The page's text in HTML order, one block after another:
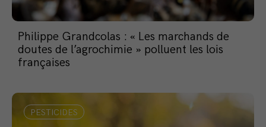
Philippe Grandcolas : « Les marchands de
doutes de l’agrochimie » polluent les lois
françaises
PESTICIDES